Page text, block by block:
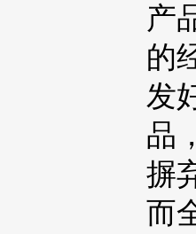
产
的
发
品
摒
而